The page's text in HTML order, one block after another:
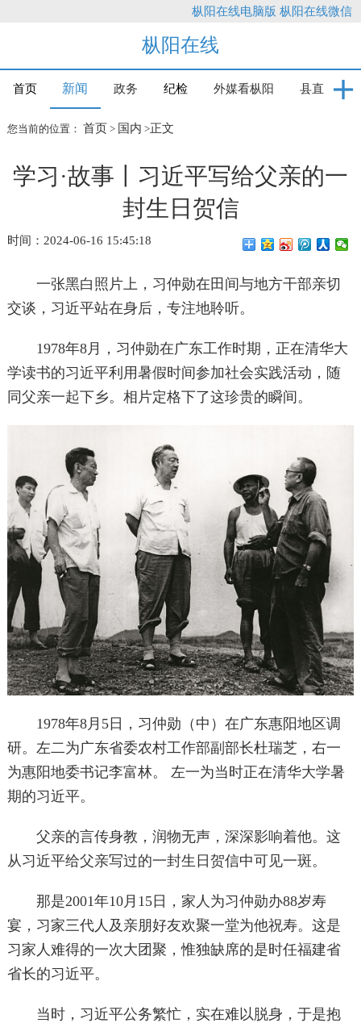
枞阳在线电脑版 枞阳在线微信
枞阳在线
首页 新闻 政务 纪检 外媒看枞阳 县直
您当前的位置： 首页 > 国内 >正文
学习·故事丨习近平写给父亲的一
封生日贺信
时间：2024-06-16 15:45:18
一张黑白照片上，习仲勋在田间与地方干部亲切
交谈，习近平站在身后，专注地聆听。
1978年8月，习仲勋在广东工作时期，正在清华大
学读书的习近平利用暑假时间参加社会实践活动，随
同父亲一起下乡。相片定格下了这珍贵的瞬间。
1978年8月5日，习仲勋（中）在广东惠阳地区调
研。左二为广东省委农村工作部副部长杜瑞芝，右一
为惠阳地委书记李富林。 左一为当时正在清华大学暑
期的习近平。
父亲的言传身教，润物无声，深深影响着他。这
从习近平给父亲写过的一封生日贺信中可见一斑。
那是2001年10月15日，家人为习仲勋办88岁寿
宴，习家三代人及亲朋好友欢聚一堂为他祝寿。这是
习家人难得的一次大团聚，惟独缺席的是时任福建省
省长的习近平。
当时，习近平公务繁忙，实在难以脱身，于是抱